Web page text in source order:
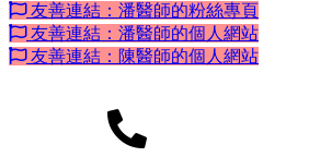
友善連結：潘醫師的粉絲專頁
友善連結：潘醫師的個人網站
友善連結：陳醫師的個人網站